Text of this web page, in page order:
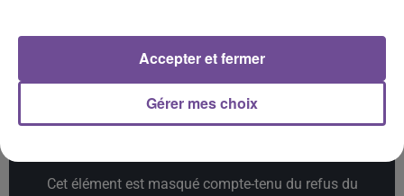
GIMS
Cet élément est masqué compte-tenu du refus du
Gérer mes choix
Accepter et fermer